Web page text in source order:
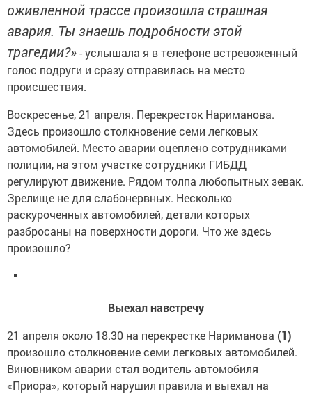
оживленной трассе произошла страшная
авария. Ты знаешь подробности этой
трагедии?»- услышала я в телефоне встревоженный
голос подруги и сразу отправилась на место
происшествия.
Воскресенье, 21 апреля. Перекресток Нариманова.
Здесь произошло столкновение семи легковых
автомобилей. Место аварии оцеплено сотрудниками
полиции, на этом участке сотрудники ГИБДД
регулируют движение. Рядом толпа любопытных зевак.
Зрелище не для слабонервных. Несколько
раскуроченных автомобилей, детали которых
разбросаны на поверхности дороги. Что же здесь
произошло?
Выехал навстречу
21 апреля около 18.30 на перекрестке Нариманова (1)
произошло столкновение семи легковых автомобилей.
Виновником аварии стал водитель автомобиля
«Приора», который нарушил правила и выехал на